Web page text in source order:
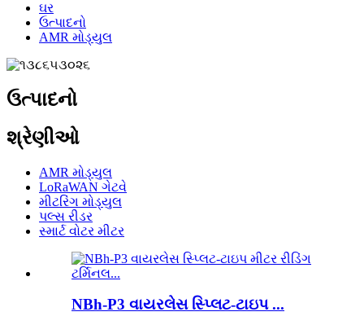
ઘર
ઉત્પાદનો
AMR મોડ્યુલ
ઉત્પાદનો
શ્રેણીઓ
AMR મોડ્યુલ
LoRaWAN ગેટવે
મીટરિંગ મોડ્યુલ
પલ્સ રીડર
સ્માર્ટ વોટર મીટર
NBh-P3 વાયરલેસ સ્પ્લિટ-ટાઇપ ...